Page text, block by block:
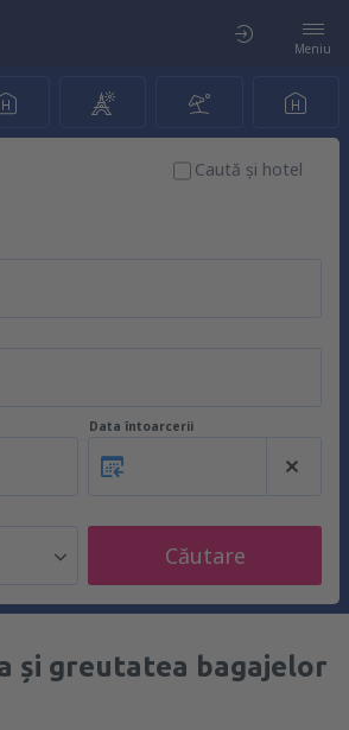
Meniu
Caută şi hotel
Data întoarcerii
Căutare
și greutatea bagajelor